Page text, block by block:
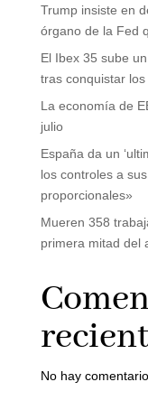
Trump insiste en
órgano de la Fed
El Ibex 35 sube
tras conquistar
La economía de
julio
España da un
los controles a
proporcionales»
Mueren 358
primera mitad del
No hay